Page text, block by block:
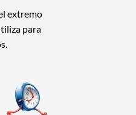
extremo
para